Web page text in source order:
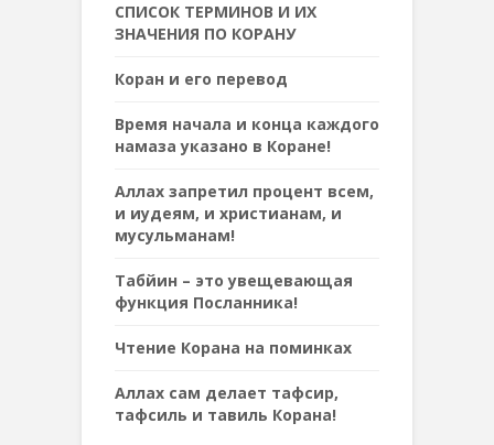
СПИСОК ТЕРМИНОВ И ИХ
ЗНАЧЕНИЯ ПО КОРАНУ
Коран и его перевод
Время начала и конца каждого
намаза указано в Коране!
Аллах запретил процент всем,
и иудеям, и христианам, и
мусульманам!
Табйин – это увещевающая
функция Посланника!
Чтение Корана на поминках
Аллах сам делает тафсир,
тафсиль и тавиль Корана!